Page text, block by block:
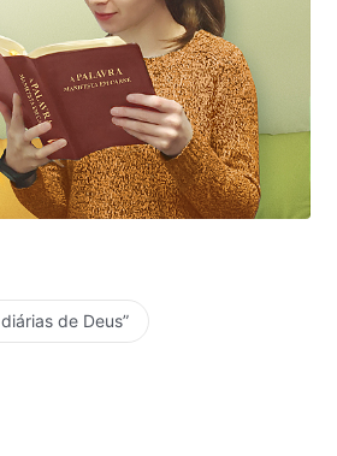
de Deus”